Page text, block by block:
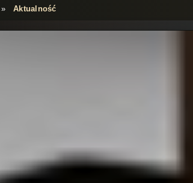
»Aktualność